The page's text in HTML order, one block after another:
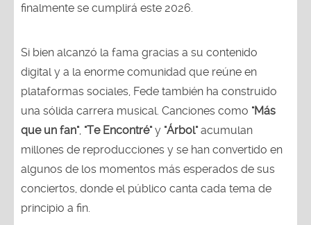
finalmente se cumplirá este 2026.
Si bien alcanzó la fama gracias a su contenido
digital y a la enorme comunidad que reúne en
plataformas sociales, Fede también ha construido
una sólida carrera musical. Canciones como "Más
que un fan", "Te Encontré"y "Árbol"acumulan
millones de reproducciones y se han convertido en
algunos de los momentos más esperados de sus
conciertos, donde el público canta cada tema de
principio a fin.